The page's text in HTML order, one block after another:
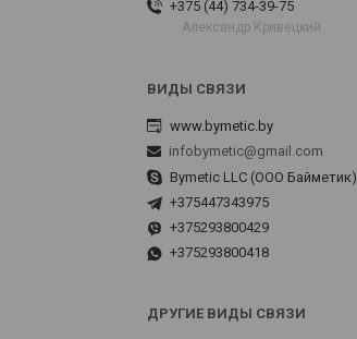
+375 (44) 734-39-75
Александр Кривецкий
www.bymetic.by
infobymetic@gmail.com
Bymetic LLC (ООО Байметик)
+375447343975
+375293800429
+375293800418
ДРУГИЕ ВИДЫ СВЯЗИ